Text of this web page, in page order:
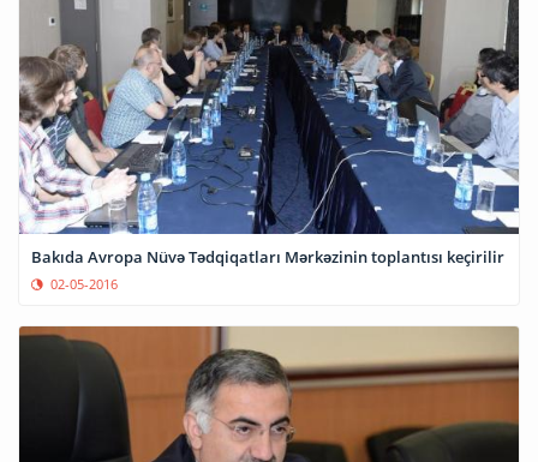
Bakıda Avropa Nüvə Tədqiqatları Mərkəzinin toplantısı keçirilir
02-05-2016